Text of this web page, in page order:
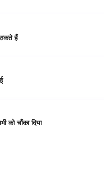
सकते हैं
को चौंका दिया